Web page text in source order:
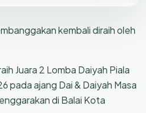
kembali diraih oleh
Juara 2 Lomba Daiyah Piala
pada ajang Dai & Daiyah Masa
di Balai Kota